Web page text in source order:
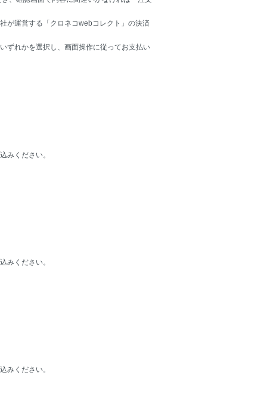
が運営する「クロネコwebコレクト」の決済
ずれかを選択し、画面操作に従ってお支払い
みください。
みください。
みください。